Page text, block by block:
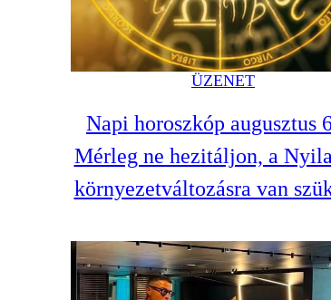
ÜZENET
Napi horoszkóp augusztus
Mérleg ne hezitáljon, a
környezetváltozásra van